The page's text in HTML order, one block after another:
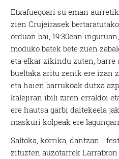
Etxafuegoari su eman
zien Crujeirasek
orduan bai, 19:30ean
moduko batek bete zuen
eta elkar zikindu zuten, barre
bueltaka aritu zenik ere izan
eta haien barrukoak dutxa
kalejiran ibili ziren erraldoi
ere hautsa garbi daitekeela
maskuri kolpeak ere
Saltoka, korrika, dantzan…
zituzten auzotarrek